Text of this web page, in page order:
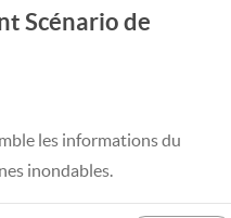
Scénario de
les informations du
inondables.